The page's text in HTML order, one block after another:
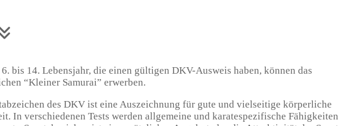
bis 14. Lebensjahr, die einen gültigen DKV-Ausweis haben, können das
“Kleiner Samurai” erwerben.
des DKV ist eine Auszeichnung für gute und vielseitige körperliche
In verschiedenen Tests werden allgemeine und karatespezifische Fähigkeiten